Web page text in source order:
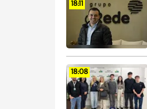
18:11
18:08